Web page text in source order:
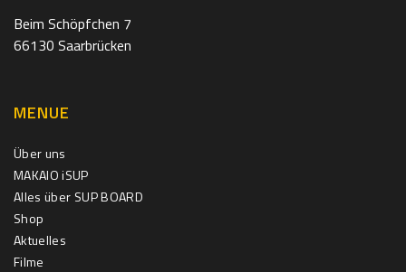
Beim Schöpfchen 7
66130 Saarbrücken
MENUE
Über uns
MAKAIO iSUP
Alles über SUP BOARD
Shop
Aktuelles
Filme